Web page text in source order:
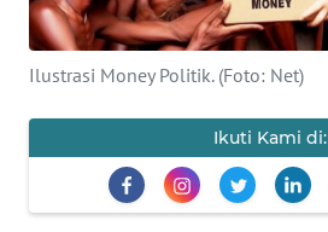
Ilustrasi Money Politik. (Foto: Net)
Ikuti Kami di:
INDEKS
BERITA
KAMI
INFO